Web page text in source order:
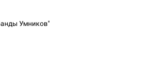
Умников"